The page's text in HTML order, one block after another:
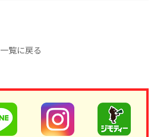
一覧に戻る